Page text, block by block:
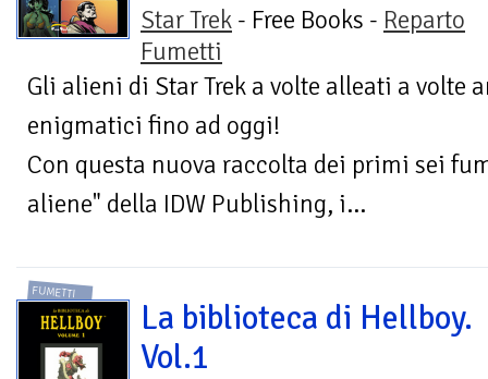
Star Trek - Free Books - Reparto
Fumetti
Gli alieni di Star Trek a volte alleati a volte
enigmatici fino ad oggi!
Con questa nuova raccolta dei primi sei
aliene" della IDW Publishing, i...
FUMETTI
La biblioteca di Hellboy.
Vol.1